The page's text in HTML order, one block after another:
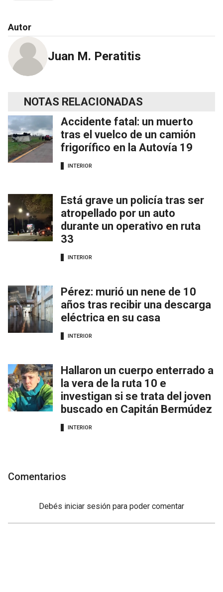
Autor
Juan M. Peratitis
NOTAS RELACIONADAS
Accidente fatal: un muerto
tras el vuelco de un camión
frigorífico en la Autovía 19
INTERIOR
Está grave un policía tras ser
atropellado por un auto
durante un operativo en ruta
33
INTERIOR
Pérez: murió un nene de 10
años tras recibir una descarga
eléctrica en su casa
INTERIOR
Hallaron un cuerpo enterrado a
la vera de la ruta 10 e
investigan si se trata del joven
buscado en Capitán Bermúdez
INTERIOR
Comentarios
Debés iniciar sesión para poder comentar